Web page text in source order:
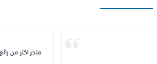
متجر اكثر من